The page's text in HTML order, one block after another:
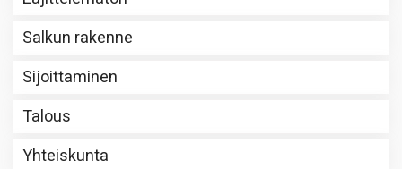
Salkun rakenne
Sijoittaminen
Talous
Yhteiskunta